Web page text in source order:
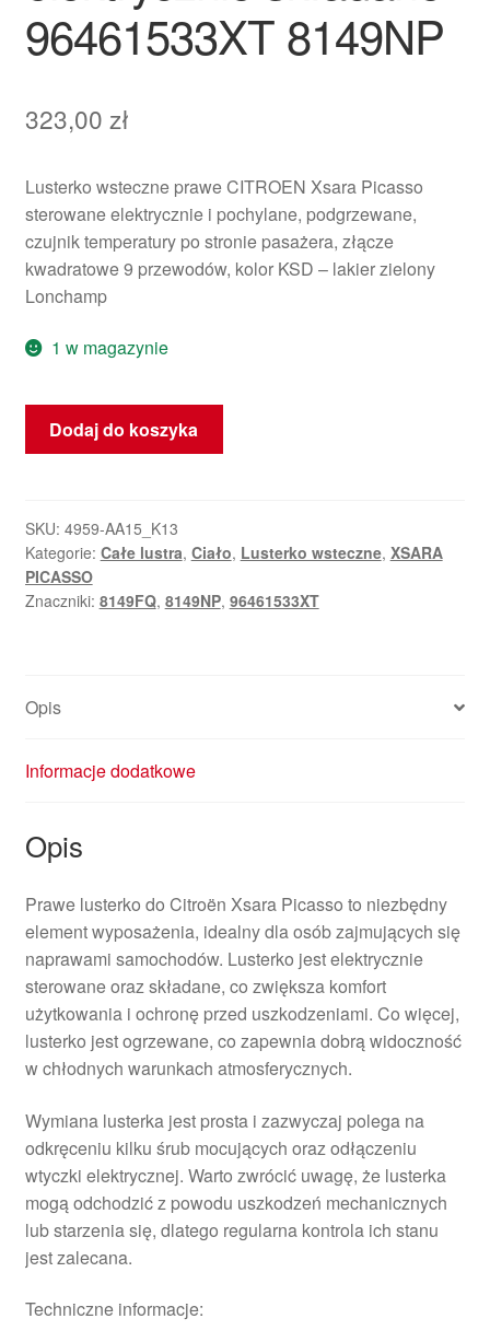
96461533XT 8149NP
323,00 zł
Lusterko wsteczne prawe CITROEN Xsara Picasso
sterowane elektrycznie i pochylane, podgrzewane,
czujnik temperatury po stronie pasażera, złącze
kwadratowe 9 przewodów, kolor KSD – lakier zielony
Lonchamp
1 w magazynie
ilość
Prawe
Xsara
Picasso
elektrycznie
składane
Dodaj do koszyka
SKU: 4959-AA15_K13
Kategorie: Całe lustra, Ciało, Lusterko wsteczne, XSARA
PICASSO
Znaczniki: 8149FQ, 8149NP, 96461533XT
Opis
Informacje dodatkowe
Opis
Prawe lusterko do Citroën Xsara Picasso to niezbędny
element wyposażenia, idealny dla osób zajmujących się
naprawami samochodów. Lusterko jest elektrycznie
sterowane oraz składane, co zwiększa komfort
użytkowania i ochronę przed uszkodzeniami. Co więcej,
lusterko jest ogrzewane, co zapewnia dobrą widoczność
w chłodnych warunkach atmosferycznych.
Wymiana lusterka jest prosta i zazwyczaj polega na
odkręceniu kilku śrub mocujących oraz odłączeniu
wtyczki elektrycznej. Warto zwrócić uwagę, że lusterka
mogą odchodzić z powodu uszkodzeń mechanicznych
lub starzenia się, dlatego regularna kontrola ich stanu
jest zalecana.
Techniczne informacje: